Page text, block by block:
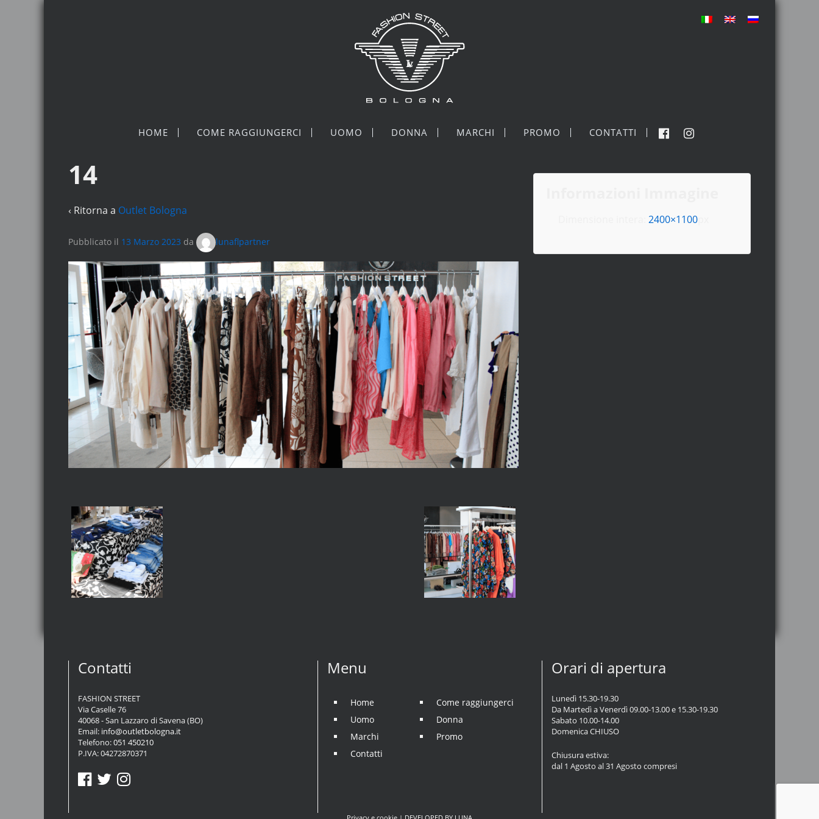
HOME COME RAGGIUNGERCI UOMO DONNA MARCHI PROMO CONTATTI
14
‹ Ritorna a Outlet Bologna
Pubblicato il 13 Marzo 2023 da lunaflpartner
2400×1100px
Contatti
FASHION STREET
Via Caselle 76
40068 - San Lazzaro di Savena (BO)
Email: info@outletbologna.it
Telefono:051 450210
P.IVA: 04272870371
Menu
Home
Come raggiungerci
Uomo
Donna
Marchi
Promo
Contatti
Orari di apertura
Lunedì 15.30-19.30
Da Martedì a Venerdì 09.00-13.00 e 15.30-19.30
Sabato 10.00-14.00
Domenica CHIUSO
Chiusura estiva:
dal 1 Agosto al 31 Agosto compresi
Privacy e cookie | DEVELOPED BY LUNA